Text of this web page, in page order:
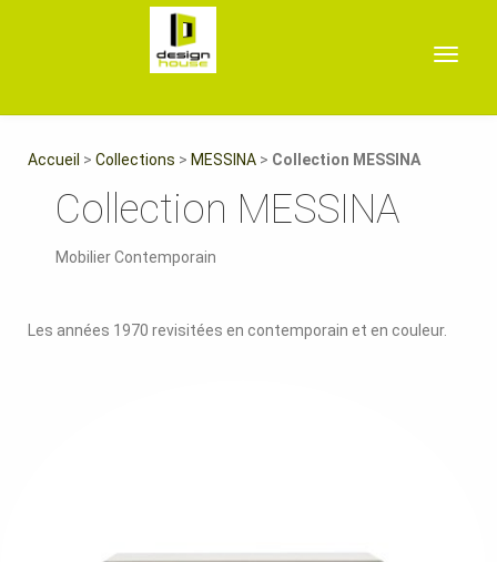
Toggle
Accueil > Collections > MESSINA > Collection MESSINA
Collection MESSINA
Mobilier Contemporain
Les années 1970 revisitées en contemporain et en couleur.